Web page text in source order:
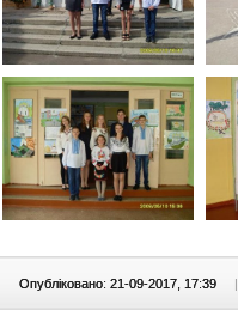
Опубліковано: 21-09-2017, 17:39 |